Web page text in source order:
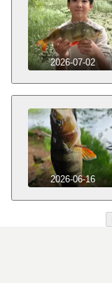
2026-07-02
2026-06-16